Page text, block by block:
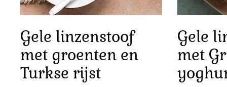
Gele linzenstoof
met groenten en
Turkse rijst
Gele
met